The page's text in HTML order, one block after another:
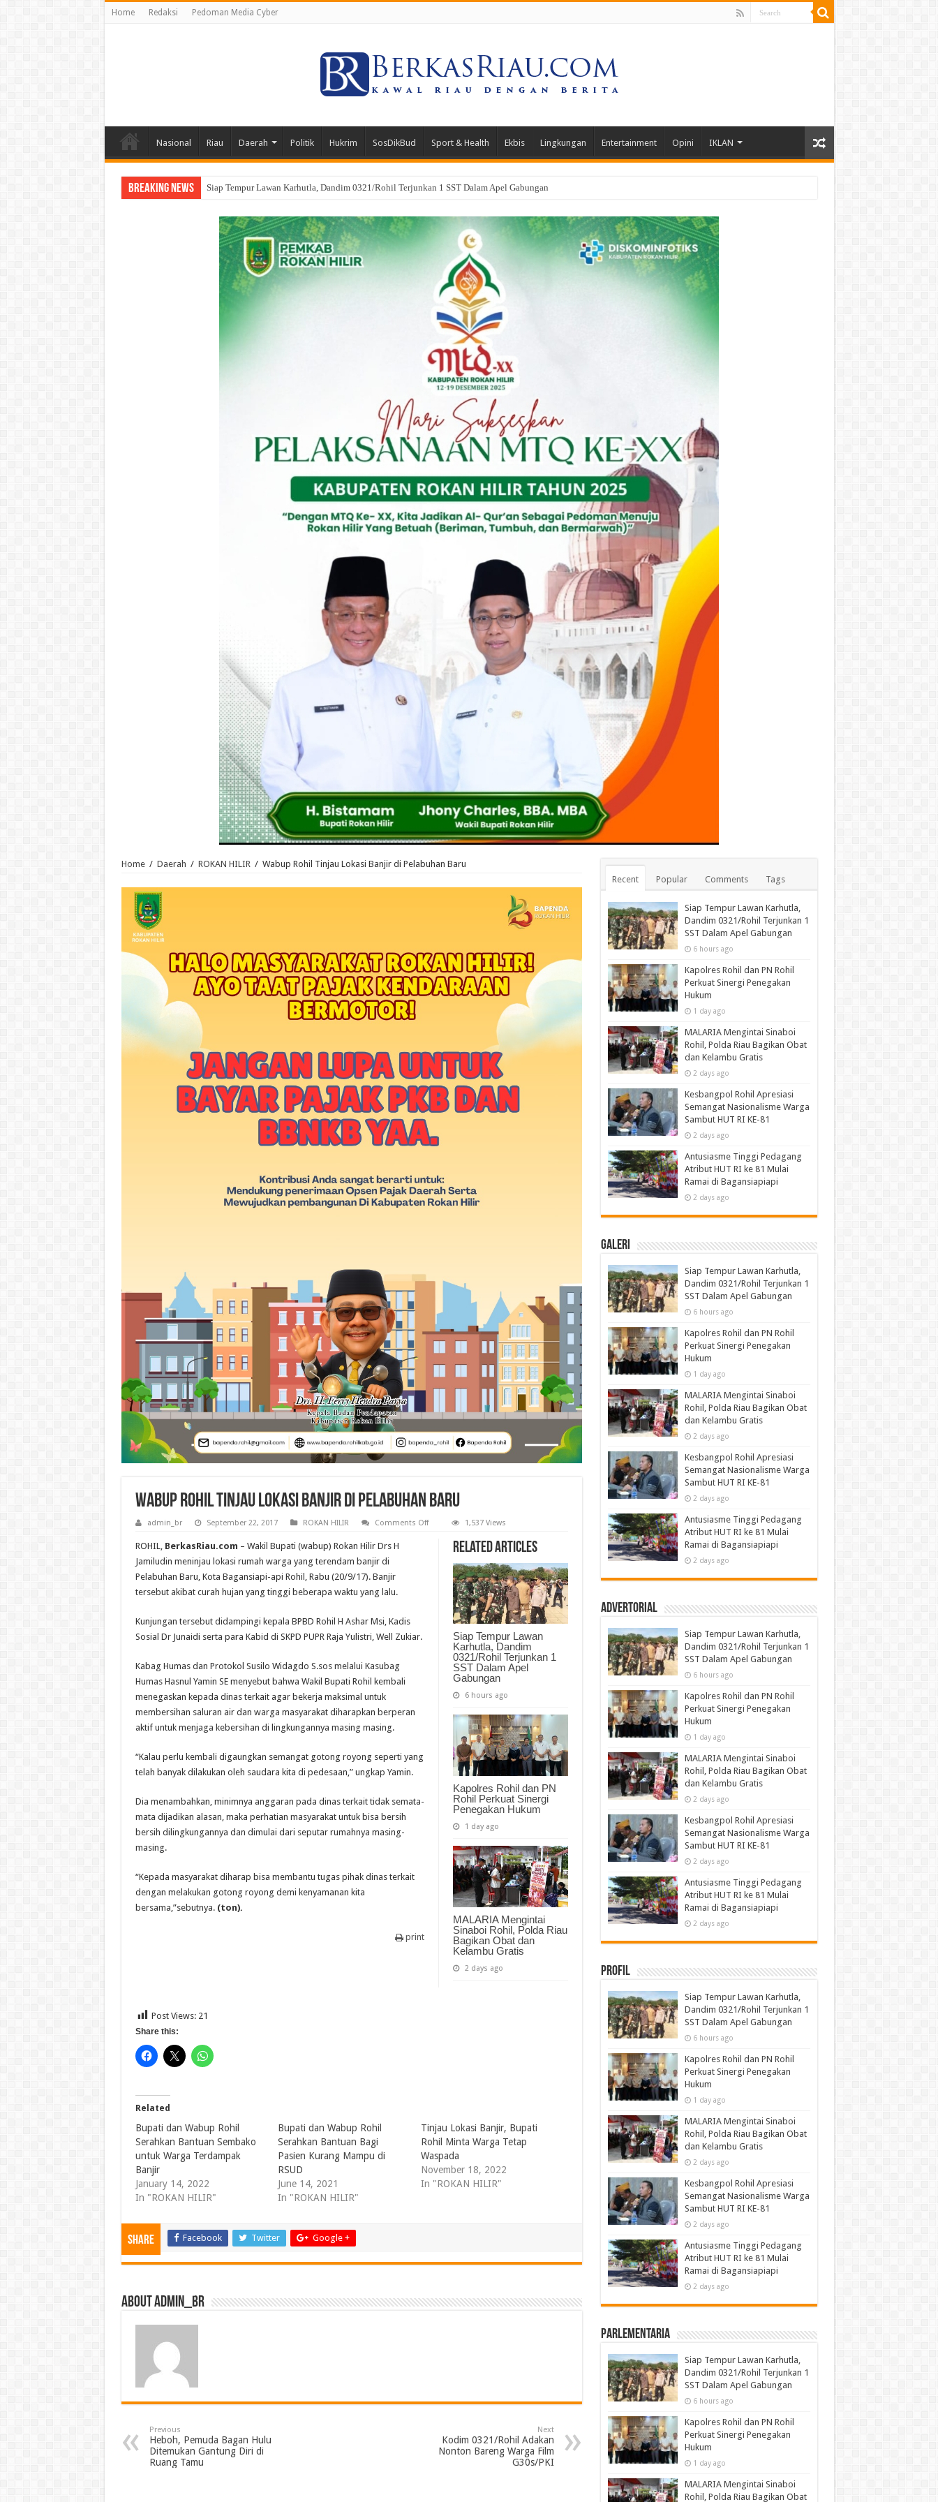
Home Redaksi Pedoman Media Cyber
Nasional Riau Daerah Politik Hukrim SosDikBud Sport & Health Ekbis Lingkungan Entertainment Opini IKLAN
Breaking News Kapolres Rohil dan PN Rohil Perkuat Sinergi Penegakan Hukum
Home / Daerah / ROKAN HILIR / Wabup Rohil Tinjau Lokasi Banjir di Pelabuhan Baru
Wabup Rohil Tinjau Lokasi Banjir di Pelabuhan Baru
admin_br September 22, 2017 ROKAN HILIR Comments Offon
Pelabuhan
1,537 Views
Related Articles
Siap Tempur Lawan
Karhutla, Dandim
0321/Rohil Terjunkan 1
SST Dalam Apel
Gabungan
6 hours ago
Kapolres Rohil dan PN
Rohil Perkuat Sinergi
Penegakan Hukum
1 day ago
MALARIA Mengintai
Sinaboi Rohil, Polda Riau
Bagikan Obat dan
Kelambu Gratis
2 days ago
ROHIL, BerkasRiau.com – Wakil Bupati (wabup) Rokan Hilir Drs H
Jamiludin meninjau lokasi rumah warga yang terendam banjir di
Pelabuhan Baru, Kota Bagansiapi-api Rohil, Rabu (20/9/17). Banjir
tersebut akibat curah hujan yang tinggi beberapa waktu yang lalu.
Kunjungan tersebut didampingi kepala BPBD Rohil H Ashar Msi, Kadis
Sosial Dr Junaidi serta para Kabid di SKPD PUPR Raja Yulistri, Well Zukiar.
Kabag Humas dan Protokol Susilo Widagdo S.sos melalui Kasubag
Humas Hasnul Yamin SE menyebut bahwa Wakil Bupati Rohil kembali
menegaskan kepada dinas terkait agar bekerja maksimal untuk
membersihan saluran air dan warga masyarakat diharapkan berperan
aktif untuk menjaga kebersihan di lingkungannya masing masing.
“Kalau perlu kembali digaungkan semangat gotong royong seperti yang
telah banyak dilakukan oleh saudara kita di pedesaan,” ungkap Yamin.
Dia menambahkan, minimnya anggaran pada dinas terkait tidak semata-
mata dijadikan alasan, maka perhatian masyarakat untuk bisa bersih
bersih dilingkungannya dan dimulai dari seputar rumahnya masing-
masing.
“Kepada masyarakat diharap bisa membantu tugas pihak dinas terkait
dengan melakukan gotong royong demi kenyamanan kita
bersama,”sebutnya. (ton).
print
Post Views: 21
Share this:
Related
Bupati dan Wabup Rohil
Serahkan Bantuan Sembako
untuk Warga Terdampak
Banjir
January 14, 2022
In "ROKAN HILIR"
Bupati dan Wabup Rohil
Serahkan Bantuan Bagi
Pasien Kurang Mampu di
RSUD
June 14, 2021
In "ROKAN HILIR"
Tinjau Lokasi Banjir, Bupati
Rohil Minta Warga Tetap
Waspada
November 18, 2022
In "ROKAN HILIR"
Share Facebook Twitter Google +
About admin_br
Previous
Heboh, Pemuda Bagan Hulu
Ditemukan Gantung Diri di
Ruang Tamu
Next
Kodim 0321/Rohil Adakan
Nonton Bareng Warga Film
G30s/PKI
Recent Popular Comments Tags
Siap Tempur Lawan Karhutla,
Dandim 0321/Rohil Terjunkan 1
SST Dalam Apel Gabungan
6 hours ago
Kapolres Rohil dan PN Rohil
Perkuat Sinergi Penegakan
Hukum
1 day ago
MALARIA Mengintai Sinaboi
Rohil, Polda Riau Bagikan Obat
dan Kelambu Gratis
2 days ago
Kesbangpol Rohil Apresiasi
Semangat Nasionalisme Warga
Sambut HUT RI KE-81
2 days ago
Antusiasme Tinggi Pedagang
Atribut HUT RI ke 81 Mulai
Ramai di Bagansiapiapi
2 days ago
Galeri
Siap Tempur Lawan Karhutla,
Dandim 0321/Rohil Terjunkan 1
SST Dalam Apel Gabungan
6 hours ago
Kapolres Rohil dan PN Rohil
Perkuat Sinergi Penegakan
Hukum
1 day ago
MALARIA Mengintai Sinaboi
Rohil, Polda Riau Bagikan Obat
dan Kelambu Gratis
2 days ago
Kesbangpol Rohil Apresiasi
Semangat Nasionalisme Warga
Sambut HUT RI KE-81
2 days ago
Antusiasme Tinggi Pedagang
Atribut HUT RI ke 81 Mulai
Ramai di Bagansiapiapi
2 days ago
Advertorial
Siap Tempur Lawan Karhutla,
Dandim 0321/Rohil Terjunkan 1
SST Dalam Apel Gabungan
6 hours ago
Kapolres Rohil dan PN Rohil
Perkuat Sinergi Penegakan
Hukum
1 day ago
MALARIA Mengintai Sinaboi
Rohil, Polda Riau Bagikan Obat
dan Kelambu Gratis
2 days ago
Kesbangpol Rohil Apresiasi
Semangat Nasionalisme Warga
Sambut HUT RI KE-81
2 days ago
Antusiasme Tinggi Pedagang
Atribut HUT RI ke 81 Mulai
Ramai di Bagansiapiapi
2 days ago
Profil
Siap Tempur Lawan Karhutla,
Dandim 0321/Rohil Terjunkan 1
SST Dalam Apel Gabungan
6 hours ago
Kapolres Rohil dan PN Rohil
Perkuat Sinergi Penegakan
Hukum
1 day ago
MALARIA Mengintai Sinaboi
Rohil, Polda Riau Bagikan Obat
dan Kelambu Gratis
2 days ago
Kesbangpol Rohil Apresiasi
Semangat Nasionalisme Warga
Sambut HUT RI KE-81
2 days ago
Antusiasme Tinggi Pedagang
Atribut HUT RI ke 81 Mulai
Ramai di Bagansiapiapi
2 days ago
Parlementaria
Siap Tempur Lawan Karhutla,
Dandim 0321/Rohil Terjunkan 1
SST Dalam Apel Gabungan
6 hours ago
Kapolres Rohil dan PN Rohil
Perkuat Sinergi Penegakan
Hukum
1 day ago
MALARIA Mengintai Sinaboi
Rohil, Polda Riau Bagikan Obat